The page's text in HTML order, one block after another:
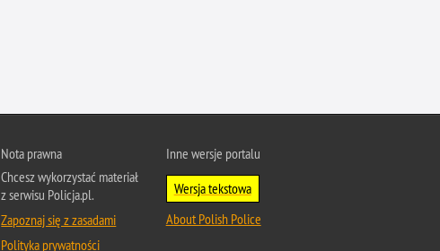
Przestępczość ubezpieczeniowa
Przewinienia w Policji
Pseudokibice
Rozboje
Nota prawna
Chcesz wykorzystać materiał
z serwisu Policja.pl.
Zapoznaj się z zasadami
Polityka prywatności
Inne wersje portalu
Wersja tekstowa
About Polish Police